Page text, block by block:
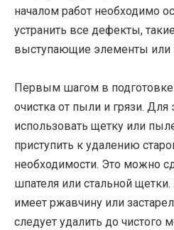
началом работ необходимо
устранить все дефекты,
выступающие элементы или
Первым шагом в подготовке
очистка от пыли и грязи. Для
использовать щетку или
приступить к удалению
необходимости. Это можно
шпателя или стальной щетки.
имеет ржавчину или
следует удалить до чистого